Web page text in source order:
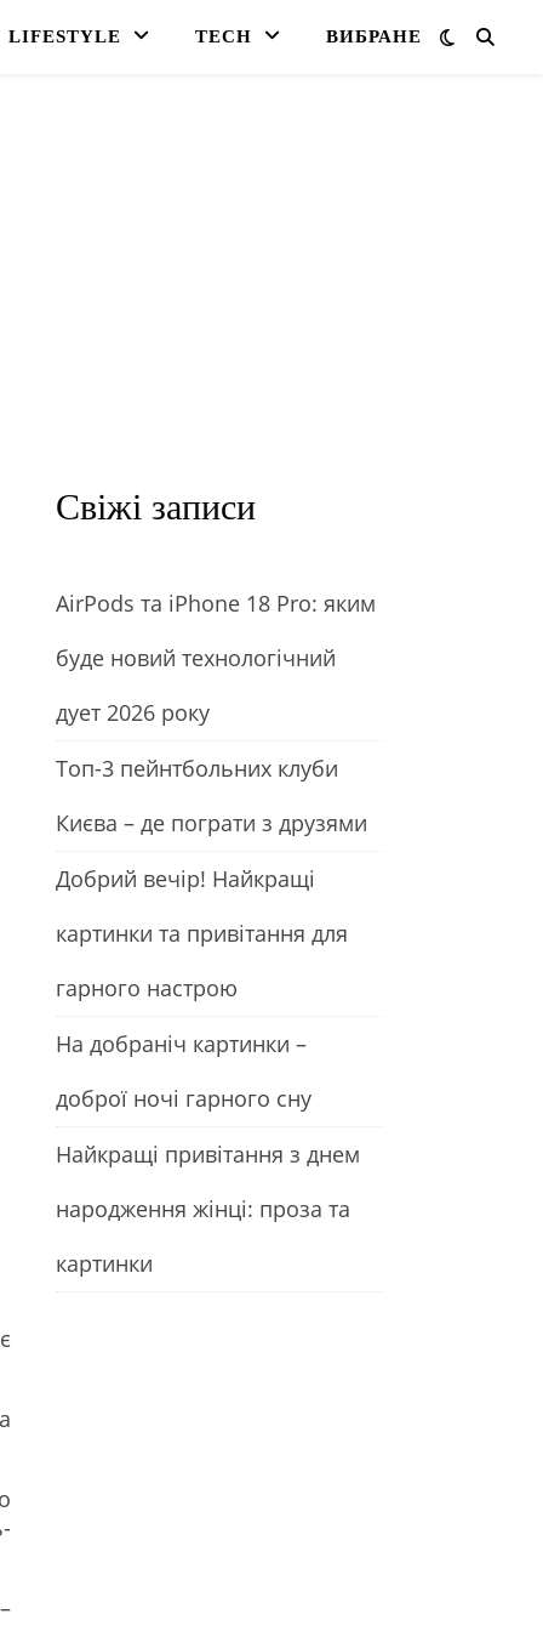
LIFESTYLE TECH ВИБРАНЕ
Свіжі записи
АirРods та iРhone 18 Рro: яким
буде новий технологічний
дует 2026 року
Топ-3 пейнтбольних клуби
Києва – де пограти з друзями
Добрий вечір! Найкращі
картинки та привітання для
гарного настрою
На добраніч картинки –
доброї ночі гарного сну
Найкращі привітання з днем
народження жінці: проза та
картинки